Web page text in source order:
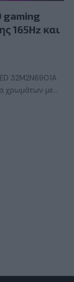
gaming
165Hz και
32M2N6901A
χρωμάτων με…